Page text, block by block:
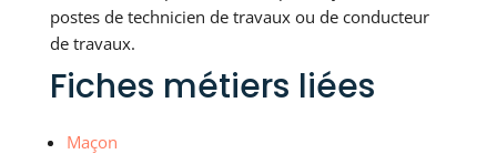
postes de technicien de travaux ou de conducteur
de travaux.
Fiches métiers liées
Maçon